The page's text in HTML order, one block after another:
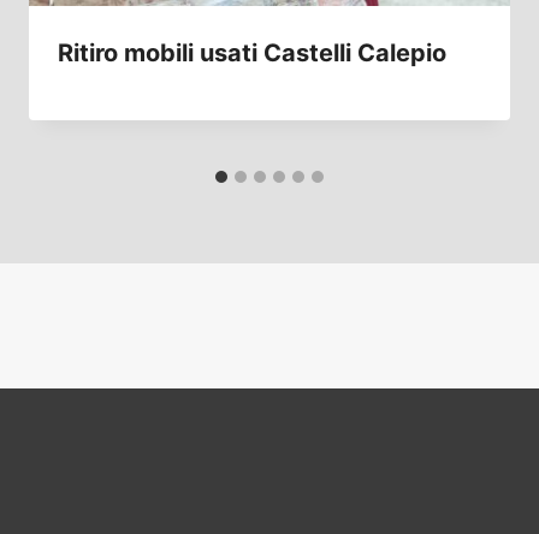
Ritiro mobili usati Castelli Calepio